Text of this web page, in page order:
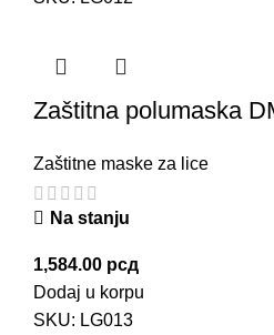
Zaštitna polumaska
Zaštitne maske za lice
Na stanju
1,584.00 рсд
Dodaj u korpu
SKU: LG013